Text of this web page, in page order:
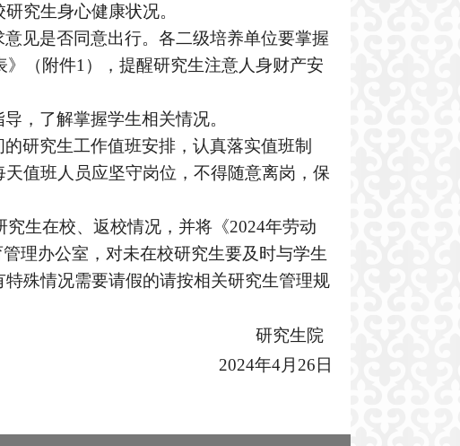
究生身心健康状况。
见是否同意出行。各二级培养单位要掌握
（附件1），提醒研究生注意人身财产安
，了解掌握学生相关情况。
研究生工作值班安排，认真落实值班制
值班人员应坚守岗位，不得随意离岗，保
生在校、返校情况，并将《2024年劳动
理办公室，对未在校研究生要及时与学生
殊情况需要请假的请按相关研究生管理规
研究生院
2024年4月26日